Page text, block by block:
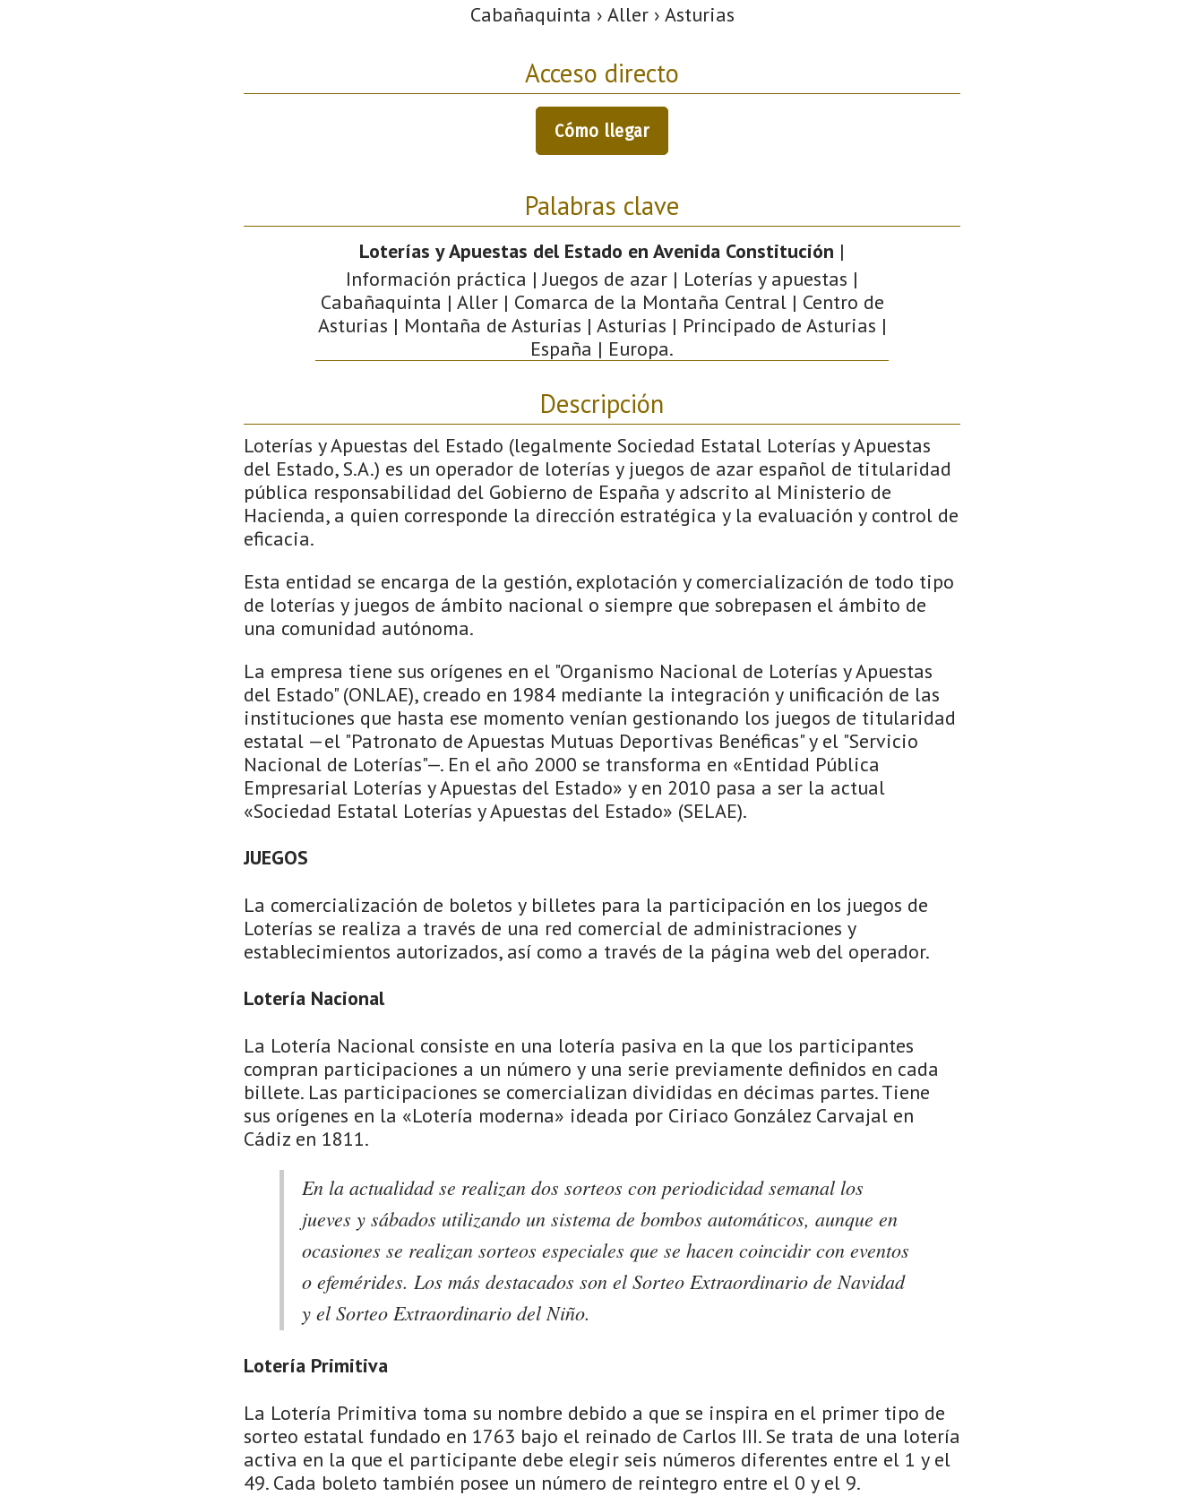
Cabañaquinta › Aller › Asturias
Acceso directo
Cómo llegar
Palabras clave
Loterías y Apuestas del Estado en Avenida Constitución |
Información práctica | Juegos de azar | Loterías y apuestas |
Cabañaquinta | Aller | Comarca de la Montaña Central | Centro de
Asturias | Montaña de Asturias | Asturias | Principado de Asturias |
España | Europa.
Descripción
Loterías y Apuestas del Estado (legalmente Sociedad Estatal Loterías y Apuestas
del Estado, S.A.) es un operador de loterías y juegos de azar español de titularidad
pública responsabilidad del Gobierno de España y adscrito al Ministerio de
Hacienda, a quien corresponde la dirección estratégica y la evaluación y control de
eficacia.
Esta entidad se encarga de la gestión, explotación y comercialización de todo tipo
de loterías y juegos de ámbito nacional o siempre que sobrepasen el ámbito de
una comunidad autónoma.
La empresa tiene sus orígenes en el "Organismo Nacional de Loterías y Apuestas
del Estado" (ONLAE), creado en 1984 mediante la integración y unificación de las
instituciones que hasta ese momento venían gestionando los juegos de titularidad
estatal —el "Patronato de Apuestas Mutuas Deportivas Benéficas" y el "Servicio
Nacional de Loterías"—. En el año 2000 se transforma en «Entidad Pública
Empresarial Loterías y Apuestas del Estado» y en 2010 pasa a ser la actual
«Sociedad Estatal Loterías y Apuestas del Estado» (SELAE).
JUEGOS
La comercialización de boletos y billetes para la participación en los juegos de
Loterías se realiza a través de una red comercial de administraciones y
establecimientos autorizados, así como a través de la página web del operador.
Lotería Nacional
La Lotería Nacional consiste en una lotería pasiva en la que los participantes
compran participaciones a un número y una serie previamente definidos en cada
billete. Las participaciones se comercializan divididas en décimas partes. Tiene
sus orígenes en la «Lotería moderna» ideada por Ciriaco González Carvajal en
Cádiz en 1811.
En la actualidad se realizan dos sorteos con periodicidad semanal los
jueves y sábados utilizando un sistema de bombos automáticos, aunque en
ocasiones se realizan sorteos especiales que se hacen coincidir con eventos
o efemérides. Los más destacados son el Sorteo Extraordinario de Navidad
y el Sorteo Extraordinario del Niño.
Lotería Primitiva
La Lotería Primitiva toma su nombre debido a que se inspira en el primer tipo de
sorteo estatal fundado en 1763 bajo el reinado de Carlos III. Se trata de una lotería
activa en la que el participante debe elegir seis números diferentes entre el 1 y el
49. Cada boleto también posee un número de reintegro entre el 0 y el 9.